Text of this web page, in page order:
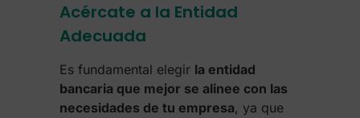
Acércate a la Entidad
Adecuada
Es fundamental elegir la entidad
bancaria que mejor se alinee con las
necesidades de tu empresa, ya que